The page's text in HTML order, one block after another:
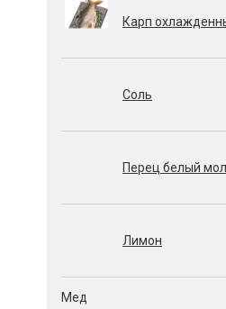
Карп
Соль
Перец белый
Лимон
Мед